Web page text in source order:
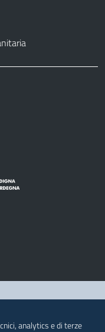
analytics e di terze